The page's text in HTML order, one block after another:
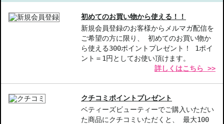
高保湿成分配合-乾燥した肌をしっとり整え、つややかな仕上がり
【こんな方へおすすめ】
商品番号：11711755
JAN/UPC：0708177145301
初めてのお買い物から使える！！
新規会員登録のお客様からメルマガ配信を
ご希望の方に限り、 初めてのお買い物か
ら使える300ポイントプレゼント！ 1ポイ
ント＝1円としてお使い頂けます。
詳しくはこちら >>
クチコミポイントプレゼント
ベティーズビューティーでご購入いただい
た商品にクチコミいただくと、 最大100